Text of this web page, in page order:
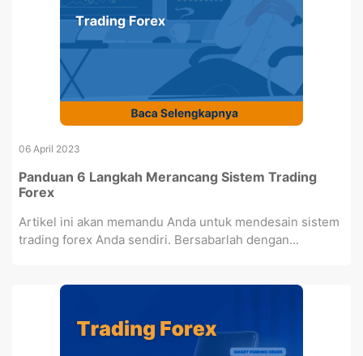
06 April 2023
Panduan 6 Langkah Merancang Sistem Trading
Forex
Artikel ini akan memandu Anda untuk mendesain sistem
trading forex Anda sendiri. Bersabarlah dengan...